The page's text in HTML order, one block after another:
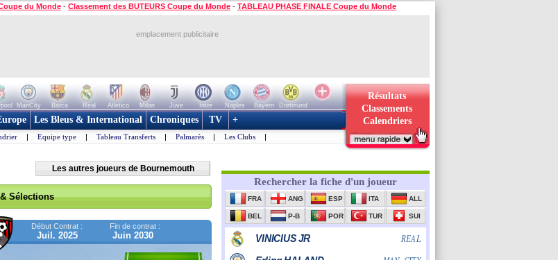
du Monde - Classement des BUTEURS Coupe du Monde - TABLEAU PHASE FINALE Coupe du Monde
emplacement publicitaire
ManCity Barca Real Atletico Milan Juve Inter Naples Bayern
Dortmund
Résultats
Classements
Calendriers
Les Bleus & International Chroniques TV +
| Equipe type | Tableau Transferts | Palmarès | Les Clubs |
Les autres joueurs de Bournemouth
Sélections
Début Contrat :
Juil. 2025
Fin de contrat :
Juin 2030